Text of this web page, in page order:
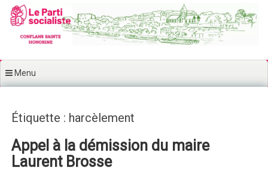
Aller au contenu principal
Menu
Étiquette : harcèlement
Appel à la démission du maire
Laurent Brosse